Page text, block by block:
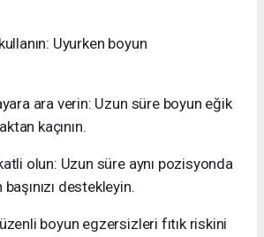
Uyurken boyun
ara verin: Uzun süre boyun eğik
kaçının.
olun: Uzun süre aynı pozisyonda
destekleyin.
boyun egzersizleri fıtık riskini